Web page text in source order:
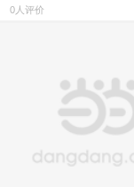
0人评价